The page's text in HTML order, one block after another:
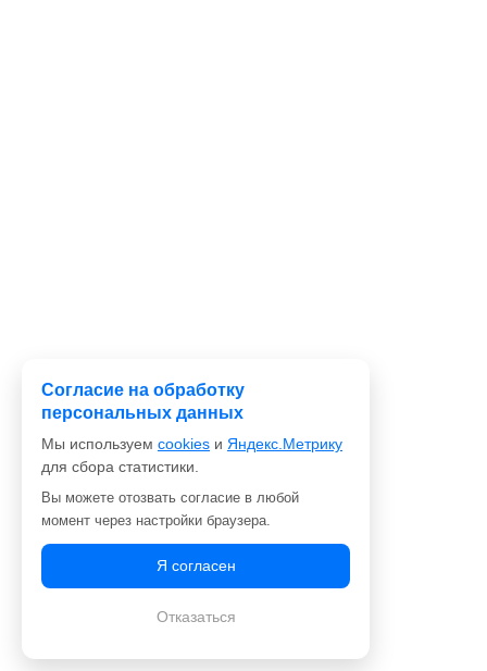
Согласие на обработку
персональных данных
Мы используем cookies и Яндекс.Метрику
для сбора статистики.
Вы можете отозвать согласие в любой
момент через настройки браузера.
Я согласен
Отказаться